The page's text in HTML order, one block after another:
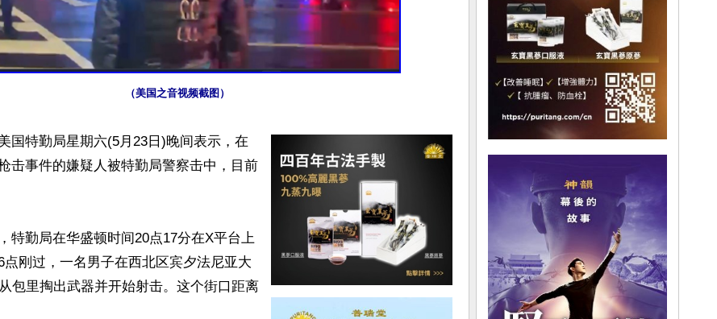
（美国之音视频截图）
国特勤局星期六(5月23日)晚间表示，在
击事件的嫌疑人被特勤局警察击中，目前
特勤局在华盛顿时间20点17分在X平台上
点刚过，一名男子在西北区宾夕法尼亚大
包里掏出武器并开始射击。这个街口距离